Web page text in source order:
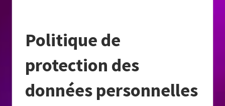
Politique de
protection des
données personnelles